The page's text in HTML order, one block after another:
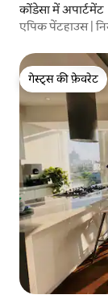
कोंडेसा में अपार्टमेंट
एपिक पेंटहाउस |
गेस्ट्स की फ़ेवरेट
गेस्ट्स की फ़ेवरेट